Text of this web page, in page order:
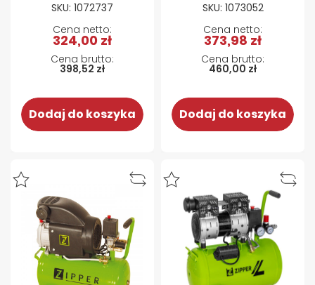
SKU: 1072737
398,52 zł
324,00 zł
Dodaj do koszyka
SKU: 1073052
460,00 zł
373,98 zł
Dodaj do koszyka